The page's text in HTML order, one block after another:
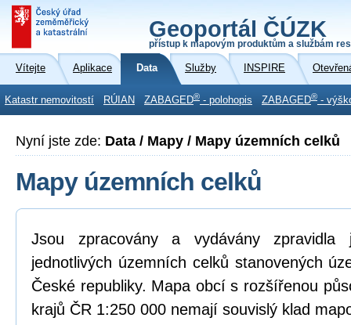
Geoportál ČÚZK
přístup k mapovým produktům a službám
Vítejte Aplikace Data Služby INSPIRE
Katastr nemovitostí RÚIAN ZABAGED® - polohopis ZABAGED® -
Nyní jste zde: Data / Mapy / Mapy územních celků
Mapy územních celků
Jsou zpracovány a vydávány zpravidla
jednotlivých územních celků stanovených
České republiky. Mapa obcí s rozšířenou
krajů ČR 1:250 000 nemají souvislý klad